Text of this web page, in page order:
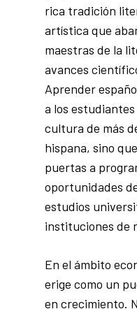
rica tradición
artística que
maestras de la
avances
Aprender
a los
cultura de más
hispana, sino
puertas a
oportunidades
estudios
instituciones de
En el ámbito
erige como un
en crecimiento.